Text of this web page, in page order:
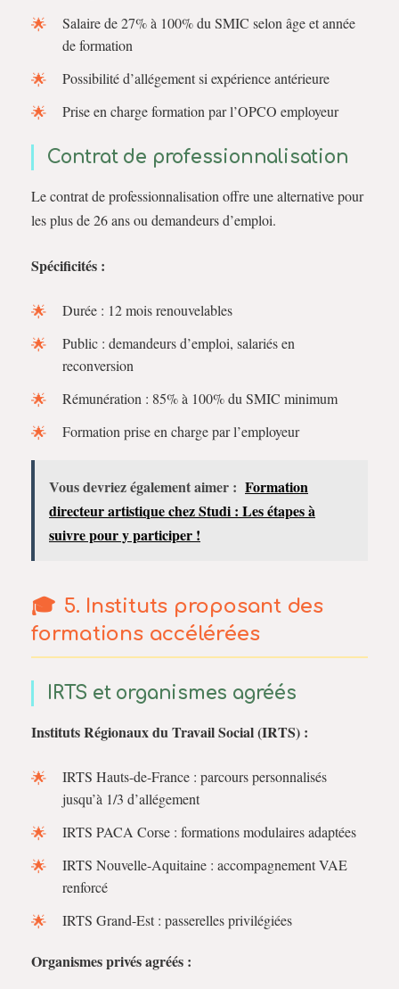
Salaire de 27% à 100% du SMIC selon âge et année
de formation
Possibilité d’allégement si expérience antérieure
Prise en charge formation par l’OPCO employeur
Contrat de professionnalisation
Le contrat de professionnalisation offre une alternative pour
les plus de 26 ans ou demandeurs d’emploi.
Spécificités :
Durée : 12 mois renouvelables
Public : demandeurs d’emploi, salariés en
reconversion
Rémunération : 85% à 100% du SMIC minimum
Formation prise en charge par l’employeur
Vous devriez également aimer : Formation
directeur artistique chez Studi : Les étapes à
suivre pour y participer !
5. Instituts proposant des
formations accélérées
IRTS et organismes agréés
Instituts Régionaux du Travail Social (IRTS) :
IRTS Hauts-de-France : parcours personnalisés
jusqu’à 1/3 d’allégement
IRTS PACA Corse : formations modulaires adaptées
IRTS Nouvelle-Aquitaine : accompagnement VAE
renforcé
IRTS Grand-Est : passerelles privilégiées
Organismes privés agréés :